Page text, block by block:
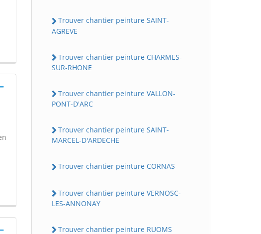
Trouver chantier peinture SAINT-
AGREVE
Trouver chantier peinture CHARMES-
SUR-RHONE
Trouver chantier peinture VALLON-
PONT-D'ARC
Trouver chantier peinture SAINT-
MARCEL-D'ARDECHE
Trouver chantier peinture CORNAS
Trouver chantier peinture VERNOSC-
LES-ANNONAY
Trouver chantier peinture RUOMS